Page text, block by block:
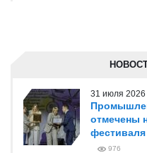
31 июля 2026
отмечены
976